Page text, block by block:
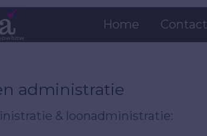
Home Contact
administratie
& loonadministratie: